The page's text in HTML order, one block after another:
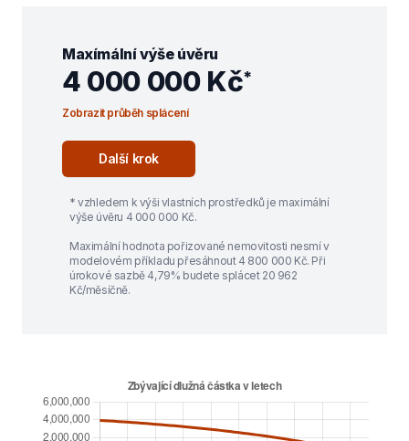
Maxímální výše úvěru
4 000 000 Kč*
Zobrazit průběh splácení
* vzhledem k výši vlastních prostředků je maximální
výše úvěru 4 000 000 Kč.
Maximální hodnota pořizované nemovitosti nesmí v
modelovém příkladu přesáhnout 4 800 000 Kč. Při
úrokové sazbě 4,79% budete splácet 20 962
Kč/měsíčně.